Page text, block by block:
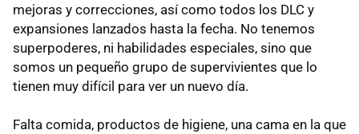
mejoras y correcciones, así como todos los DLC y
expansiones lanzados hasta la fecha. No tenemos
superpoderes, ni habilidades especiales, sino que
somos un pequeño grupo de supervivientes que lo
tienen muy difícil para ver un nuevo día.
Falta comida, productos de higiene, una cama en la que